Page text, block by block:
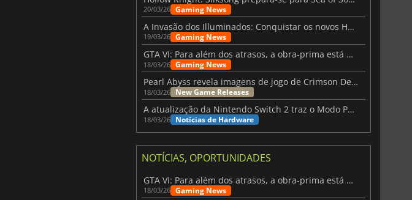
20/03/26 Gaming News
A Invasão dos Illuminados: Conquistar os novos Helldivers 2 Atualização!
19/03/26 Gaming News
GTA VI: Para além dos atrasos, a obra-prima está quase a chegar
18/03/26 Gaming News
Pearl Abyss revela imagens de jogo de Crimson Desert para a PS5
18/03/26 New Game Releases
A atualização da Nintendo Switch 2 traz o Modo Portátil aos jogos mais antigos da Switch
18/03/26 Notícias de Hardware
NOTÍCIAS, OPORTUNIDADES
GTA VI: Para além dos atrasos, a obra-prima está quase a chegar
18/03/26 Gaming News